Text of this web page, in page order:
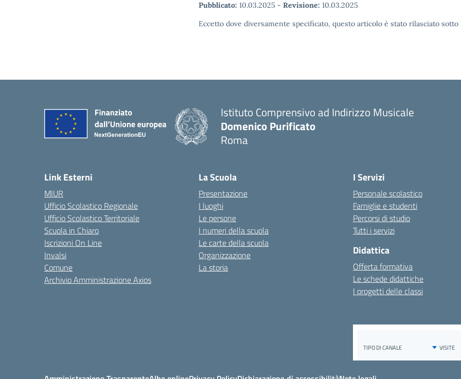
Pubblicato: 10.03.2025 - Revisione: 10.03.2025
Eccetto dove diversamente specificato, questo articolo è stato rilasciato
Istituto Comprensivo ad Indirizzo Musicale
Domenico Purificato
Roma
Link Esterni
MIUR
Ufficio Scolastico Regionale
Ufficio Scolastico Territoriale
Scuola in Chiaro
Iscrizioni On Line
Invalsi
Comune
Archivio Amministrazione Axios
La Scuola
Presentazione
I luoghi
Le persone
I numeri della scuola
Le carte della scuola
Organizzazione
La storia
I Servizi
Personale scolastico
Famiglie e studenti
Percorsi di studio
Tutti i servizi
Didattica
Offerta formativa
Le schede didattiche
I progetti delle classi